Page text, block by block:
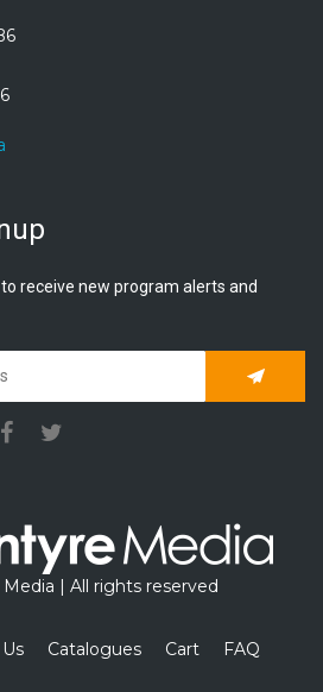
receive new program alerts and
| All rights reserved
Catalogues Cart FAQ